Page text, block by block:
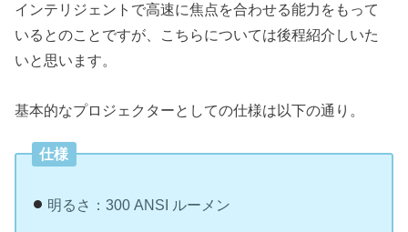
インテリジェントで高速に焦点を合わせる能力をもって
いるとのことですが、こちらについては後程紹介しいた
いと思います。
基本的なプロジェクターとしての仕様は以下の通り。
仕様
明るさ：300 ANSI ルーメン